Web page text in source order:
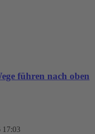
führen nach oben
17:03